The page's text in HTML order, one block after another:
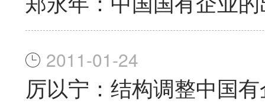
2011-01-24
厉以宁：结构调整中国